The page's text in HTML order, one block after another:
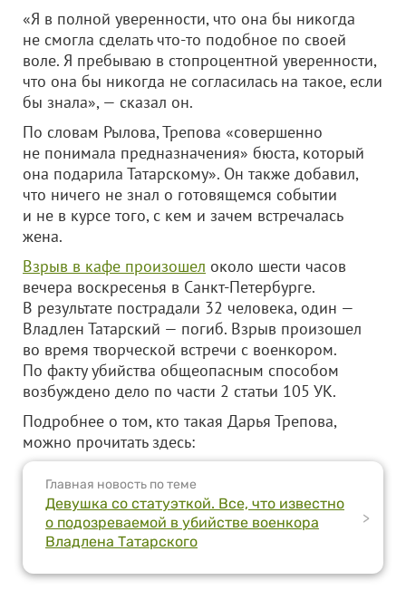
«Я в полной уверенности, что она бы никогда
не смогла сделать что-то подобное по своей
воле. Я пребываю в стопроцентной уверенности,
что она бы никогда не согласилась на такое, если
бы знала», — сказал он.
По словам Рылова, Трепова «совершенно
не понимала предназначения» бюста, который
она подарила Татарскому». Он также добавил,
что ничего не знал о готовящемся событии
и не в курсе того, с кем и зачем встречалась
жена.
Взрыв в кафе произошел около шести часов
вечера воскресенья в Санкт-Петербурге.
В результате пострадали 32 человека, один —
Владлен Татарский — погиб. Взрыв произошел
во время творческой встречи с военкором.
По факту убийства общеопасным способом
возбуждено дело по части 2 статьи 105 УК.
Подробнее о том, кто такая Дарья Трепова,
можно прочитать здесь:
Главная новость по теме
Девушка со статуэткой. Все, что известно
о подозреваемой в убийстве военкора
Владлена Татарского
>